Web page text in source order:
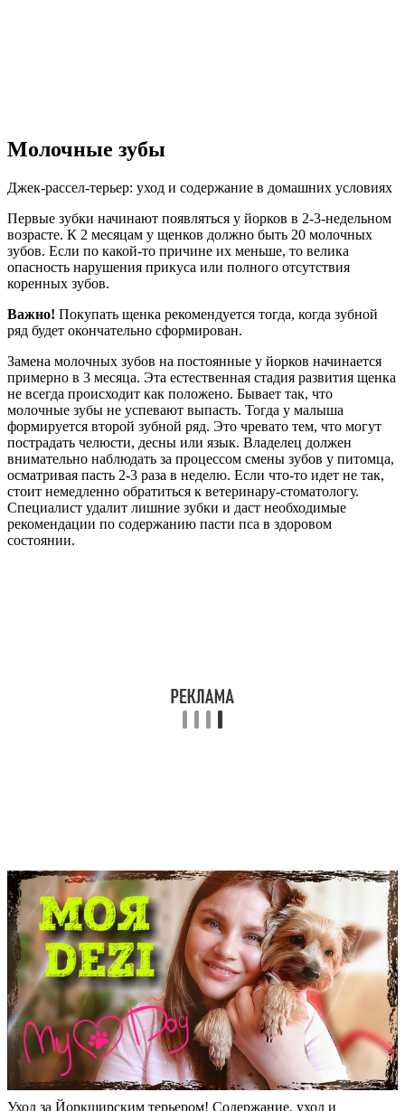
Молочные зубы
Джек-рассел-терьер: уход и содержание в домашних условиях
Первые зубки начинают появляться у йорков в 2-3-недельном
возрасте. К 2 месяцам у щенков должно быть 20 молочных
зубов. Если по какой-то причине их меньше, то велика
опасность нарушения прикуса или полного отсутствия
коренных зубов.
Важно! Покупать щенка рекомендуется тогда, когда зубной
ряд будет окончательно сформирован.
Замена молочных зубов на постоянные у йорков начинается
примерно в 3 месяца. Эта естественная стадия развития щенка
не всегда происходит как положено. Бывает так, что
молочные зубы не успевают выпасть. Тогда у малыша
формируется второй зубной ряд. Это чревато тем, что могут
пострадать челюсти, десны или язык. Владелец должен
внимательно наблюдать за процессом смены зубов у питомца,
осматривая пасть 2-3 раза в неделю. Если что-то идет не так,
стоит немедленно обратиться к ветеринару-стоматологу.
Специалист удалит лишние зубки и даст необходимые
рекомендации по содержанию пасти пса в здоровом
состоянии.
Уход за Йоркширским терьером! Содержание, уход и